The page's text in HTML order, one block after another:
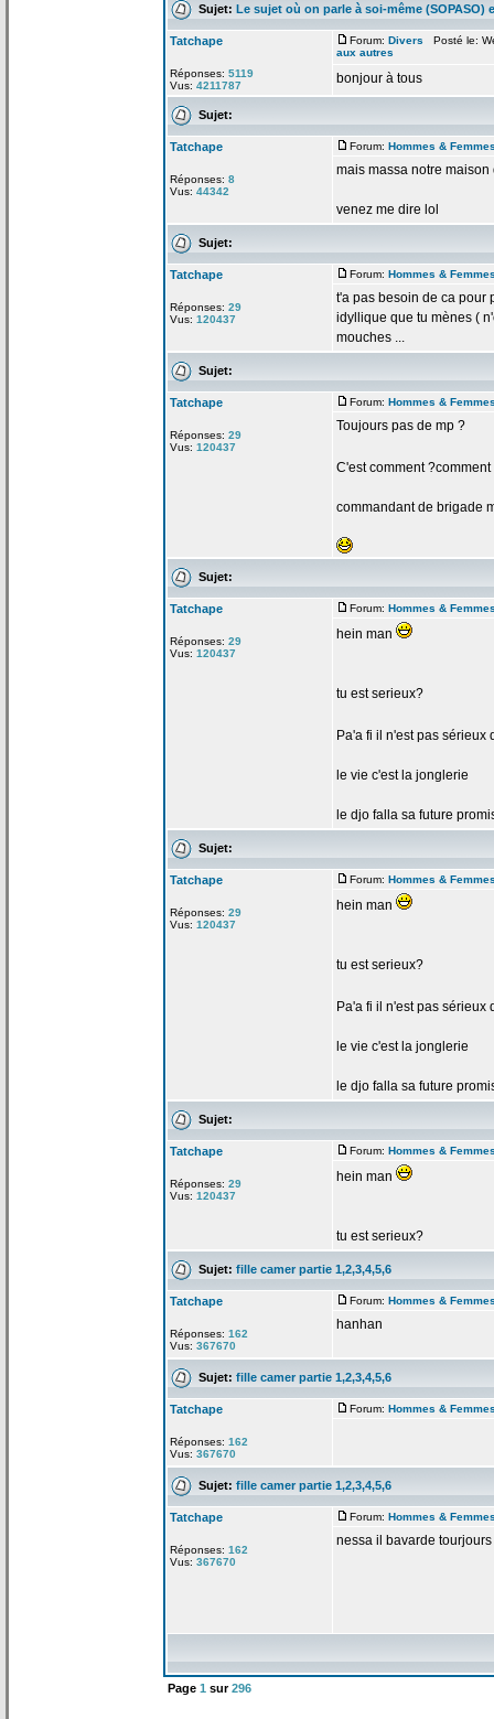
Sujet: Le sujet où on parle à soi-même (SOPASO)
Tatchape
Réponses: 5119
Vus: 4211787
Forum: Divers Posté le:
aux autres
bonjour à tous
Sujet:
Tatchape
Réponses: 8
Vus: 44342
Forum: Hommes &
mais massa notre maison
venez me dire lol
Sujet:
Tatchape
Réponses: 29
Vus: 120437
Forum: Hommes &
t'a pas besoin de ca pour
idyllique que tu mènes (
mouches ...
Sujet:
Tatchape
Réponses: 29
Vus: 120437
Forum: Hommes &
Toujours pas de mp ?
C'est comment
commandant de brigade
Sujet:
Tatchape
Réponses: 29
Vus: 120437
Forum: Hommes &
hein man
tu est serieux?
Pa'a fi il n'est pas sérieux
le vie c'est la jonglerie
le djo falla sa future
Sujet:
Tatchape
Réponses: 29
Vus: 120437
Forum: Hommes &
hein man
tu est serieux?
Pa'a fi il n'est pas sérieux
le vie c'est la jonglerie
le djo falla sa future
Sujet:
Tatchape
Réponses: 29
Vus: 120437
Forum: Hommes &
hein man
tu est serieux?
Sujet: fille camer partie 1,2,3,4,5,6
Tatchape
Réponses: 162
Vus: 367670
Forum: Hommes &
hanhan
Sujet: fille camer partie 1,2,3,4,5,6
Tatchape
Réponses: 162
Vus: 367670
Forum: Hommes &
Sujet: fille camer partie 1,2,3,4,5,6
Tatchape
Réponses: 162
Vus: 367670
Forum: Hommes &
nessa il bavarde tourjours
Page 1 sur296